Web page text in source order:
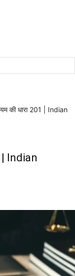
की धारा 201 | Indian
| Indian